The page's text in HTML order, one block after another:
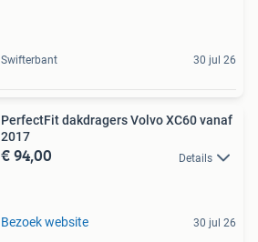
Swifterbant 30 jul 26
PerfectFit dakdragers Volvo XC60 vanaf
2017
€ 94,00 Details
Bezoek website 30 jul 26